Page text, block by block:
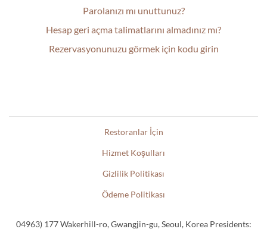
Parolanızı mı unuttunuz?
Hesap geri açma talimatlarını almadınız mı?
Rezervasyonunuzu görmek için kodu girin
Restoranlar İçin
Hizmet Koşulları
Gizlilik Politikası
Ödeme Politikası
04963) 177 Wakerhill-ro, Gwangjin-gu, Seoul, Korea Presidents: